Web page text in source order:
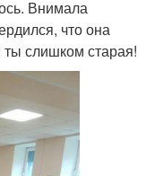
Внимала
что она
слишком старая!